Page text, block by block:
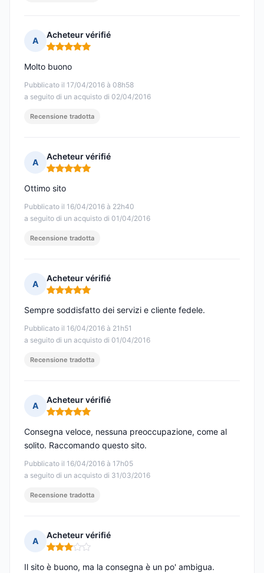
A
Acheteur vérifié
Nota: 5 su 5
Pubblicato il 17/04/2016 à 08h58
a seguito di un acquisto di 02/04/2016
Molto buono
Recensione tradotta
A
Acheteur vérifié
Nota: 5 su 5
Pubblicato il 16/04/2016 à 22h40
a seguito di un acquisto di 01/04/2016
Ottimo sito
Recensione tradotta
A
Acheteur vérifié
Nota: 5 su 5
Pubblicato il 16/04/2016 à 21h51
a seguito di un acquisto di 01/04/2016
Sempre soddisfatto dei servizi e cliente fedele.
Recensione tradotta
A
Acheteur vérifié
Nota: 5 su 5
Pubblicato il 16/04/2016 à 17h05
a seguito di un acquisto di 31/03/2016
Consegna veloce, nessuna preoccupazione, come al
solito. Raccomando questo sito.
Recensione tradotta
A
Acheteur vérifié
Nota: 3 su 5
Il sito è buono, ma la consegna è un po' ambigua.